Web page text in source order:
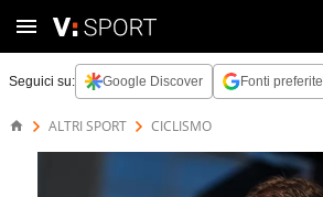
Seguici su: Google Discover Fonti preferite
ALTRI SPORT CICLISMO